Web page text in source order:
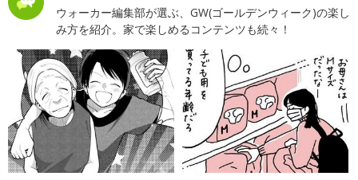
ウォーカー編集部が選ぶ、GW(ゴールデンウィーク)の楽し
み方を紹介。家で楽しめるコンテンツも続々！